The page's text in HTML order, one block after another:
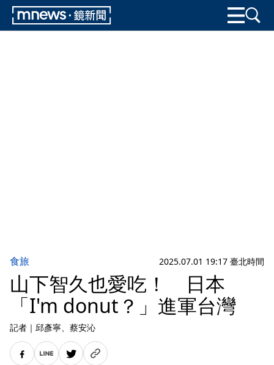
食旅 2025.07.01 19:17 臺北時間
山下智久也愛吃！ 日本
「I'm donut？」進軍台灣
記者 ｜ 邱彥寧、蔡安沁